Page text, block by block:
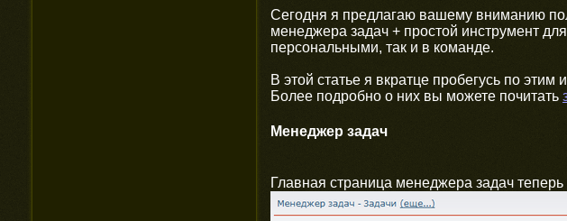
Сегодня я предлагаю вашему вниманию
менеджера задач + простой инструмент
персональными, так и в команде.
В этой статье я вкратце пробегусь по этим
Более подробно о них вы можете почитать
Менеджер задач
Главная страница менеджера задач теперь